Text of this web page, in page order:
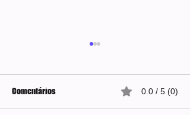
Comentários 0.0 / 5 (0)